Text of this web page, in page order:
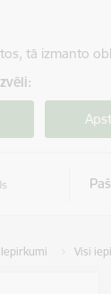
tā izmanto
Iepirkumi Visi